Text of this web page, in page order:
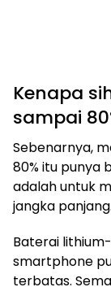
Kenapa
sampai
Sebenarnya,
80% itu punya
adalah untuk
jangka panjang.
Baterai
smartphone
terbatas.